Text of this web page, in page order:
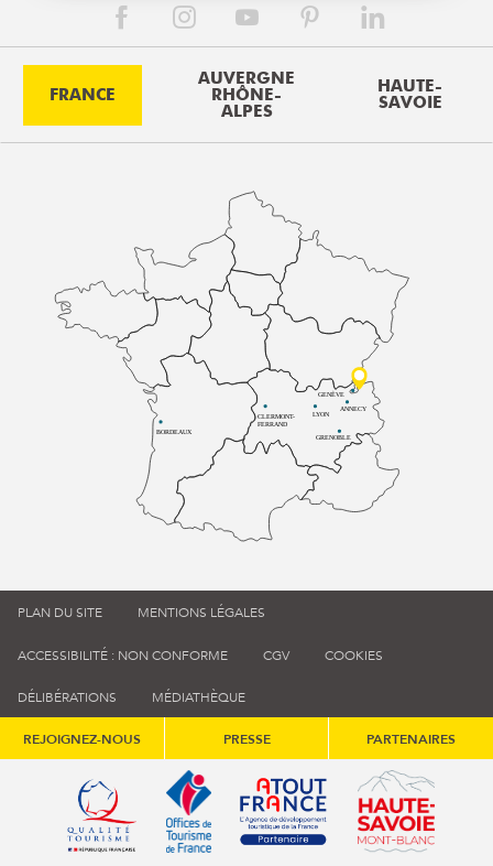
FRANCE
AUVERGNE
RHÔNE-
ALPES
HAUTE-
SAVOIE
BORDEAUX
CLERMONT-
FERRAND
LYON
ANNECY
GRENOBLE
GENÈVE
PLAN DU SITE MENTIONS LÉGALES
ACCESSIBILITÉ : NON CONFORME CGV COOKIES
DÉLIBÉRATIONS MÉDIATHÈQUE
REJOIGNEZ-NOUS PRESSE PARTENAIRES
Qualité tourisme (s'ouvre dans une nouvelle fenêtre)
Office de tourisme de France (s'ouvre
Atout France (s'ouvre dans